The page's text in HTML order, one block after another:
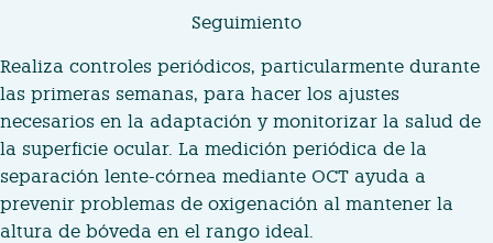
Seguimiento
Realiza controles periódicos, particularmente durante
las primeras semanas, para hacer los ajustes
necesarios en la adaptación y monitorizar la salud de
la superficie ocular. La medición periódica de la
separación lente-córnea mediante OCT ayuda a
prevenir problemas de oxigenación al mantener la
altura de bóveda en el rango ideal.